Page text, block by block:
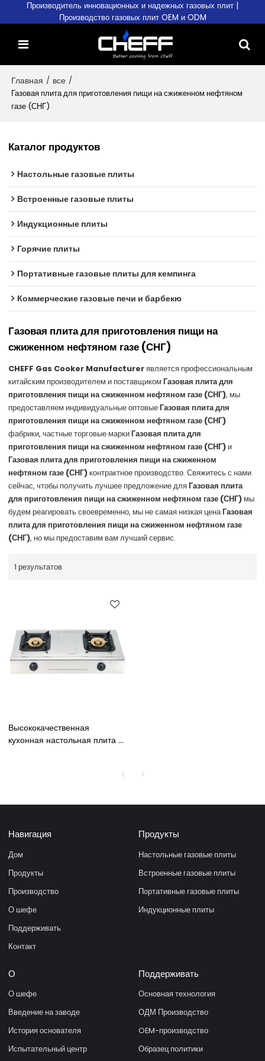
Производитель инновационных и надежных газовых плит |
Производство газовых плит OEM и ODM
Главная / все /
Газовая плита для приготовления пищи на сжиженном нефтяном
газе (СНГ)
Каталог продуктов
Настольные газовые плиты
Встроенные газовые плиты
Индукционные плиты
Горячие плиты
Портативные газовые плиты для кемпинга
Коммерческие газовые печи и барбекю
Газовая плита для приготовления пищи на
сжиженном нефтяном газе (СНГ)
CHEFF Gas Cooker Manufacturerявляется профессиональным
китайским производителем и поставщикомГазовая плита для
приготовления пищи на сжиженном нефтяном газе (СНГ), мы
предоставляем индивидуальные оптовыеГазовая плита для
приготовления пищи на сжиженном нефтяном газе (СНГ)
фабрики, частные торговые маркиГазовая плита для
приготовления пищи на сжиженном нефтяном газе (СНГ) и
Газовая плита для приготовления пищи на сжиженном
нефтяном газе (СНГ)контрактное производство. Свяжитесь с нами
сейчас, чтобы получить лучшее предложение дляГазовая плита
для приготовления пищи на сжиженном нефтяном газе (СНГ) мы
будем реагировать своевременно, мы не самая низкая ценаГазовая
плита для приготовления пищи на сжиженном нефтяном газе
(СНГ), но мы предоставим вам лучший сервис.
1 результатов
Высококачественная
кухонная настольная плита с
(NG)
Навигация
Дом
Продукты
Производство
О шефе
Поддерживать
Контакт
Продукты
Настольные газовые плиты
Встроенные газовые плиты
Портативные газовые плиты
Индукционные плиты
О
О шефе
Введение на заводе
История основателя
Испытательный центр
Поддерживать
Основная технология
ОДМ Производство
OEM-производство
Образец политики